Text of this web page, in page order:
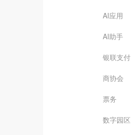
AI应用
AI助手
银联支付
商协会
票务
数字园区